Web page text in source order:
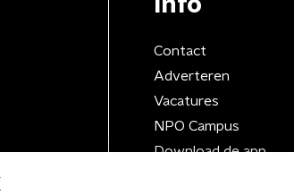
Info
Contact
Adverteren
Vacatures
NPO Campus
Download de app